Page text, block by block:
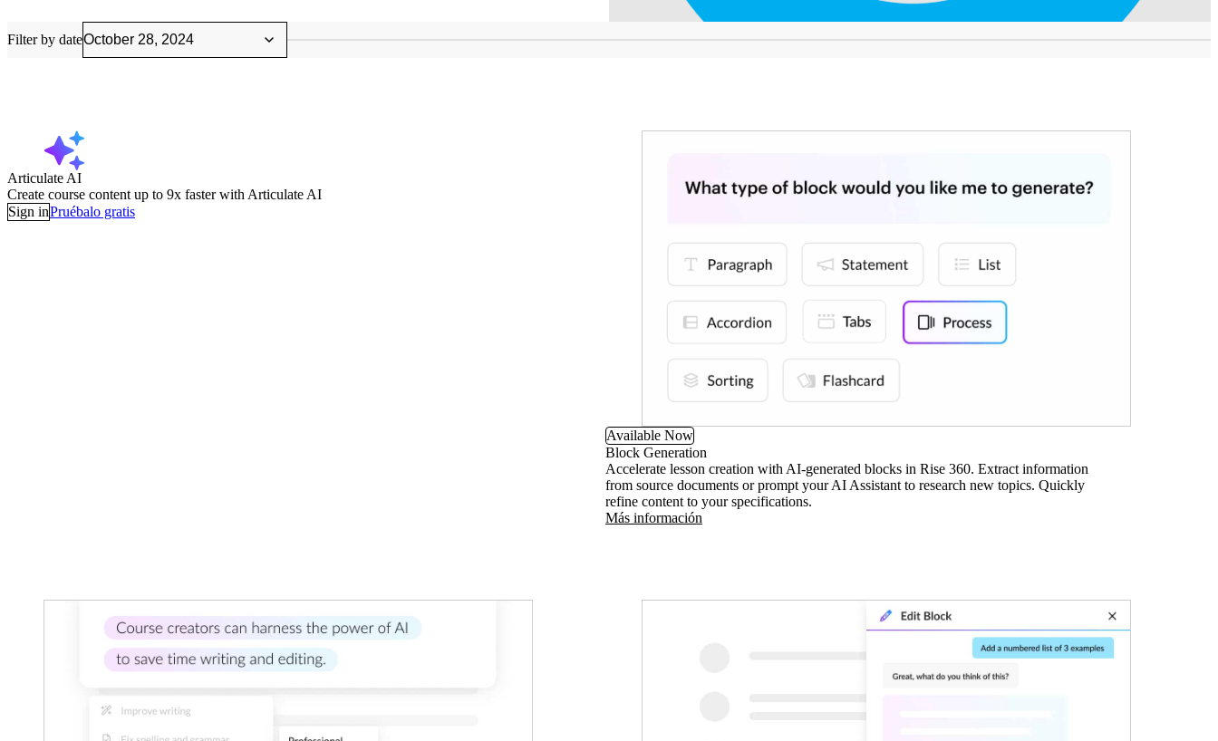
Filter by date
Articulate AI
Create course content up to 9x faster with Articulate AI
Sign inPruébalo gratis
Available Now
Block Generation
Accelerate lesson creation with AI-generated blocks in Rise 360. Extract information
from source documents or prompt your AI Assistant to research new topics. Quickly
refine content to your specifications.
Más información